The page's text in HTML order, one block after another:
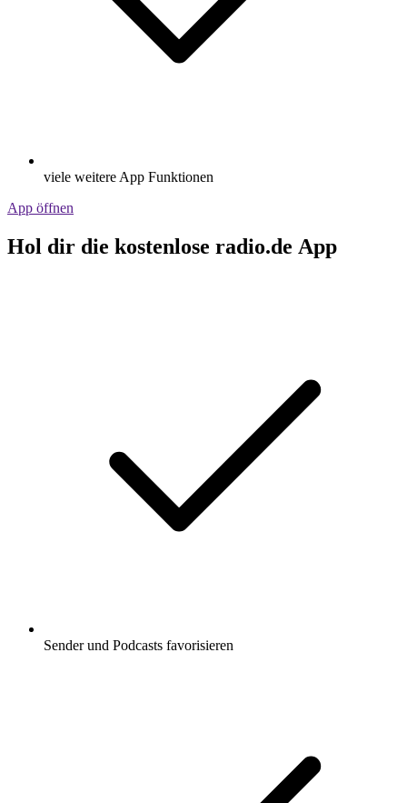
viele weitere App Funktionen
App öffnen
Hol dir die kostenlose radio.de App
Sender und Podcasts favorisieren